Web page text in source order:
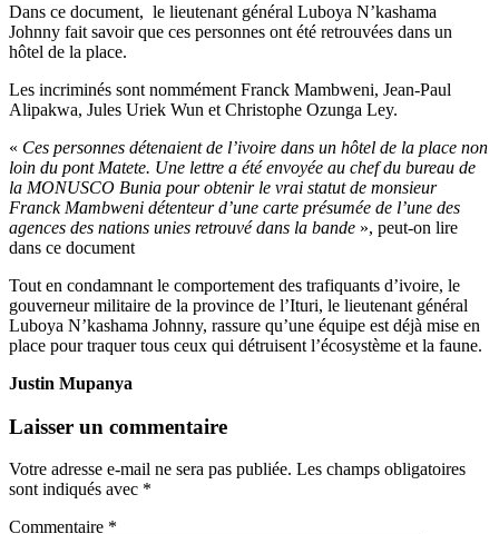
Dans ce document, le lieutenant général Luboya N’kashama
Johnny fait savoir que ces personnes ont été retrouvées dans un
hôtel de la place.
Les incriminés sont nommément Franck Mambweni, Jean-Paul
Alipakwa, Jules Uriek Wun et Christophe Ozunga Ley.
« Ces personnes détenaient de l’ivoire dans un hôtel de la place non
loin du pont Matete. Une lettre a été envoyée au chef du bureau de
la MONUSCO Bunia pour obtenir le vrai statut de monsieur
Franck Mambweni détenteur d’une carte présumée de l’une des
agences des nations unies retrouvé dans la bande », peut-on lire
dans ce document
Tout en condamnant le comportement des trafiquants d’ivoire, le
gouverneur militaire de la province de l’Ituri, le lieutenant général
Luboya N’kashama Johnny, rassure qu’une équipe est déjà mise en
place pour traquer tous ceux qui détruisent l’écosystème et la faune.
Justin Mupanya
Laisser un commentaire
Votre adresse e-mail ne sera pas publiée. Les champs obligatoires
sont indiqués avec *
Commentaire *